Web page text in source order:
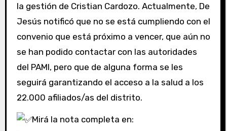
la gestión de Cristian Cardozo. Actualmente, De
Jesús notificó que no se está cumpliendo con el
convenio que está próximo a vencer, que aún no
se han podido contactar con las autoridades
del PAMI, pero que de alguna forma se les
seguirá garantizando el acceso a la salud a los
22.000 afiliados/as del distrito.
Mirá la nota completa en: